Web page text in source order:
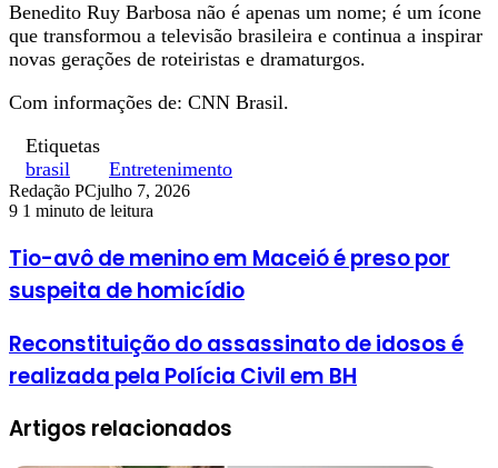
Benedito Ruy Barbosa não é apenas um nome; é um ícone
que transformou a televisão brasileira e continua a inspirar
novas gerações de roteiristas e dramaturgos.
Com informações de: CNN Brasil.
Etiquetas
brasil
Entretenimento
Redação PCjulho 7, 2026
9 1 minuto de leitura
Tio-avô de menino em Maceió é preso por
suspeita de homicídio
Reconstituição do assassinato de idosos é
realizada pela Polícia Civil em BH
Artigos relacionados